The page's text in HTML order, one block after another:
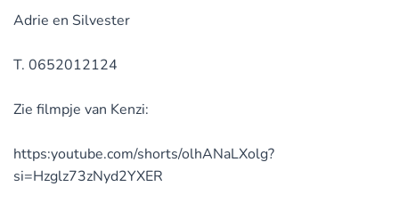
Adrie en Silvester
T. 0652012124
Zie filmpje van Kenzi:
https:youtube.com/shorts/olhANaLXolg?
si=Hzglz73zNyd2YXER